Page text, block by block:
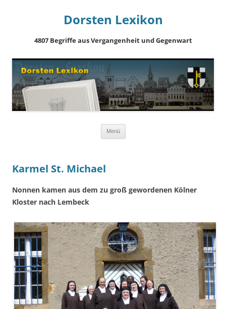
Dorsten Lexikon
4807 Begriffe aus Vergangenheit und Gegenwart
Menü
Karmel St. Michael
Nonnen kamen aus dem zu groß gewordenen Kölner
Kloster nach Lembeck